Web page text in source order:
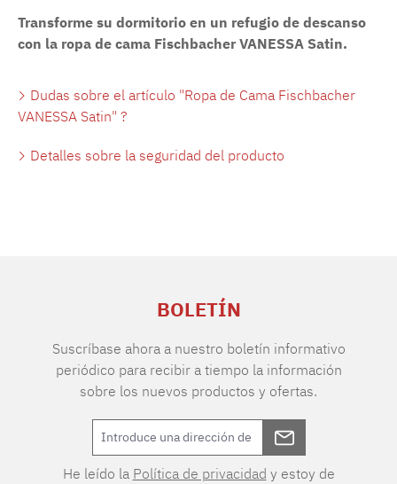
Transforme su dormitorio en un refugio de descanso
con la ropa de cama Fischbacher VANESSA Satin.
Dudas sobre el artículo "Ropa de Cama Fischbacher
VANESSA Satin" ?
Detalles sobre la seguridad del producto
BOLETÍN
Suscríbase ahora a nuestro boletín informativo
periódico para recibir a tiempo la información
sobre los nuevos productos y ofertas.
He leído la Política de privacidad y estoy de